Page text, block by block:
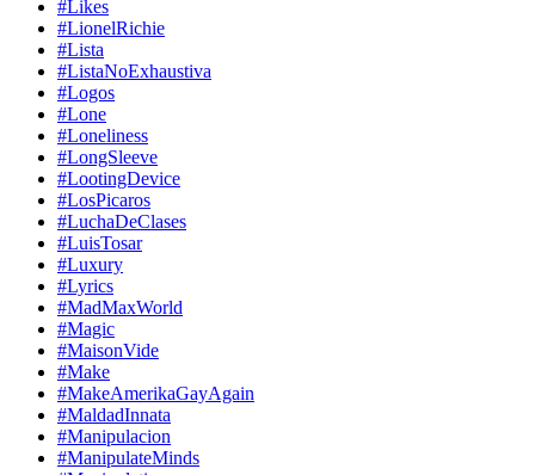
#Likes
#LionelRichie
#Lista
#ListaNoExhaustiva
#Logos
#Lone
#Loneliness
#LongSleeve
#LootingDevice
#LosPicaros
#LuchaDeClases
#LuisTosar
#Luxury
#Lyrics
#MadMaxWorld
#Magic
#MaisonVide
#Make
#MakeAmerikaGayAgain
#MaldadInnata
#Manipulacion
#ManipulateMinds